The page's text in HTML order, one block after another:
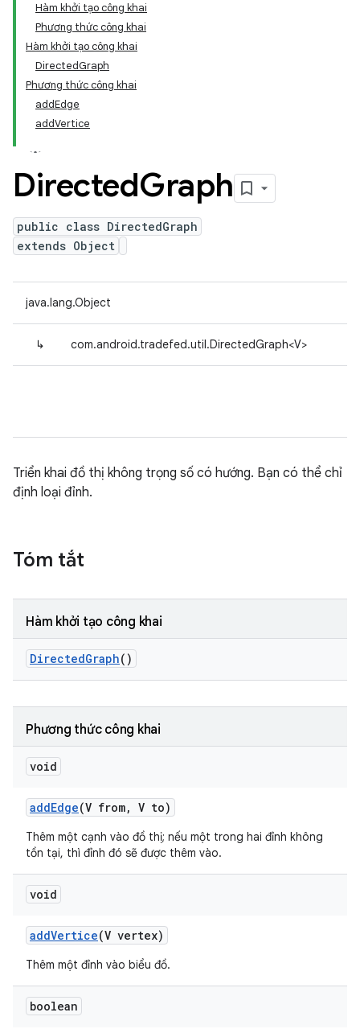
Hàm khởi tạo công khai
Phương thức công khai
Hàm khởi tạo công khai
DirectedGraph
Phương thức công khai
addEdge
addVertice
DirectedGraph
public class DirectedGraph
extends Object
java.lang.Object
↳ com.android.tradefed.util.DirectedGraph<V>
Triển khai đồ thị không trọng số có hướng. Bạn có thể chỉ
định loại đỉnh.
Tóm tắt
Hàm khởi tạo công khai
DirectedGraph()
Phương thức công khai
void
addEdge(V from, V to)
Thêm một cạnh vào đồ thị; nếu một trong hai đỉnh không
tồn tại, thì đỉnh đó sẽ được thêm vào.
void
addVertice(V vertex)
Thêm một đỉnh vào biểu đồ.
boolean